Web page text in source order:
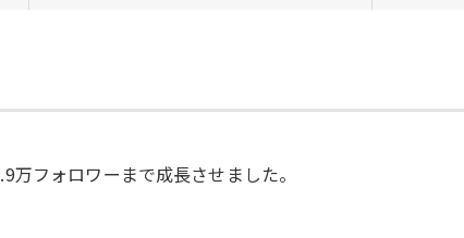
フォロワーまで成長させました。